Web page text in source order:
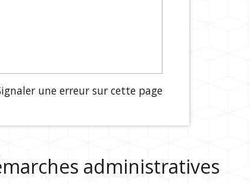
une erreur sur cette page
administratives